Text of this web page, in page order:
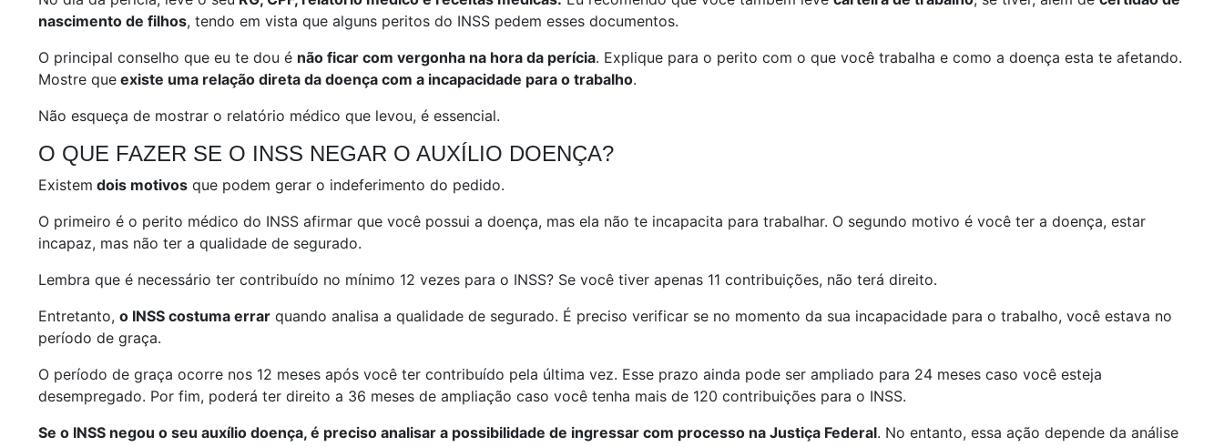
nascimento de filhos, tendo em vista que alguns peritos do INSS pedem esses documentos.
O principal conselho que eu te dou é não ficar com vergonha na hora da perícia. Explique para o perito com o que você trabalha e como a doença esta te afetando.
Mostre que existe uma relação direta da doença com a incapacidade para o trabalho.
Não esqueça de mostrar o relatório médico que levou, é essencial.
O QUE FAZER SE O INSS NEGAR O AUXÍLIO DOENÇA?
Existem dois motivos que podem gerar o indeferimento do pedido.
O primeiro é o perito médico do INSS afirmar que você possui a doença, mas ela não te incapacita para trabalhar. O segundo motivo é você ter a doença, estar
incapaz, mas não ter a qualidade de segurado.
Lembra que é necessário ter contribuído no mínimo 12 vezes para o INSS? Se você tiver apenas 11 contribuições, não terá direito.
Entretanto, o INSS costuma errar quando analisa a qualidade de segurado. É preciso verificar se no momento da sua incapacidade para o trabalho, você estava no
período de graça.
O período de graça ocorre nos 12 meses após você ter contribuído pela última vez. Esse prazo ainda pode ser ampliado para 24 meses caso você esteja
desempregado. Por fim, poderá ter direito a 36 meses de ampliação caso você tenha mais de 120 contribuições para o INSS.
Se o INSS negou o seu auxílio doença, é preciso analisar a possibilidade de ingressar com processo na Justiça Federal. No entanto, essa ação depende da análise